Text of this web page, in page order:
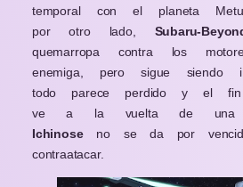
temporal con el planeta
por otro lado, Subaru-
quemarropa contra los
enemiga, pero sigue siendo
todo parece perdido y el
ve a la vuelta de una
Ichinoseno se da por
contraatacar.